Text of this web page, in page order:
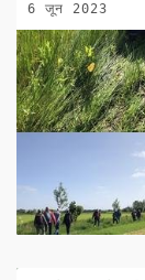
6 जून 2023